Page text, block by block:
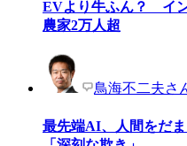
EVより牛ふん？ イ
農家2万人超
鳥海不二夫さ
最先端AI、人間をだ